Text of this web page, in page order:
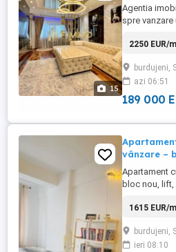
15
Agentia
spre
Pozitionat la
echilibru
2250 EUR/m
burdujeni,
azi 06:51
189 000
vânzare –
Apartament
bloc nou,
cu 3
Burdujeni.
totală de
1615 EUR/m
burdujeni,
ieri 08:10